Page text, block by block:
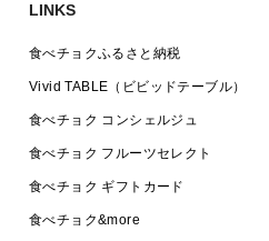
LINKS
食べチョクふるさと納税
Vivid TABLE（ビビッドテーブル）
食べチョク コンシェルジュ
食べチョク フルーツセレクト
食べチョク ギフトカード
食べチョク&more